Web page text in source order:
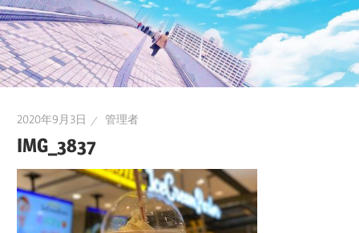
き
ど
き
お
～
2020年9月3日 管理者
IMG_3837